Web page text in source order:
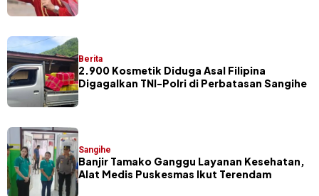
Berita
2.900 Kosmetik Diduga Asal Filipina
Digagalkan TNI-Polri di Perbatasan Sangihe
Sangihe
Banjir Tamako Ganggu Layanan Kesehatan,
Alat Medis Puskesmas Ikut Terendam